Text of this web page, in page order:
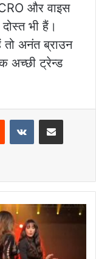
और वाइस
भी हैं।
तो अनंत ब्राउन
अच्छी ट्रेन्ड
Reddit VKontakteShare via Email